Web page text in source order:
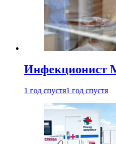
Инфекционист
1 год спустя1 год спустя